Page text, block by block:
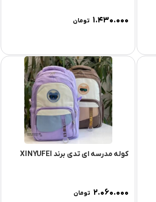
۱.۴۳۰.۰۰۰ تومان
کوله مدرسه ای تدی برند XINYUFEI
۲.۰۶۰.۰۰۰ تومان